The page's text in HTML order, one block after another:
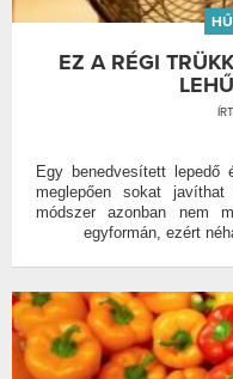
EZ A RÉGI
Egy benedvesített lepedő
meglepően sokat
módszer azonban nem
egyformán, ezért